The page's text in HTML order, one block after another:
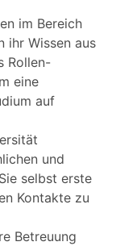
im Bereich
ihr Wissen aus
Rollen-
eine
auf
und
selbst erste
Kontakte zu
Betreuung